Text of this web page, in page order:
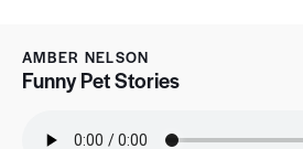
AMBER NELSON
Funny Pet Stories